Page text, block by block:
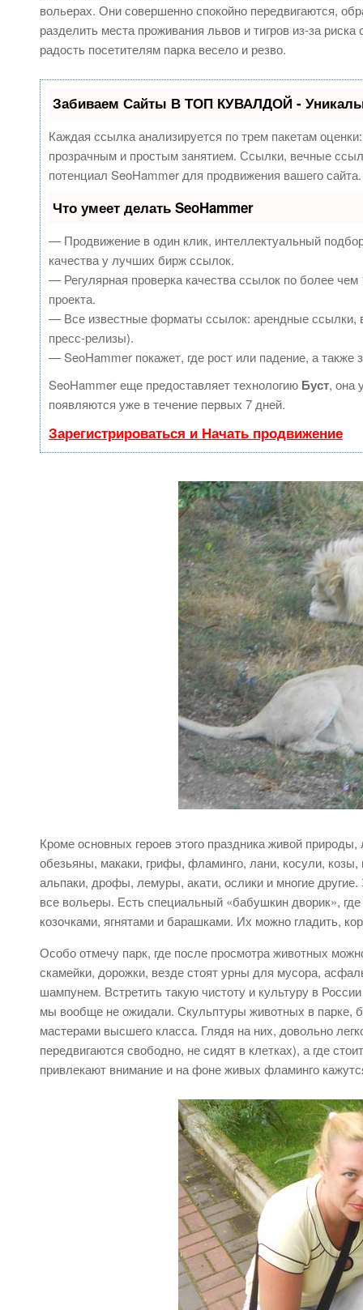
вольерах. Они совершенно спокойно передвигаются,
разделить места проживания львов и тигров из-за
радость посетителям парка весело и резво.
Забиваем Сайты В ТОП КУВАЛДОЙ -
Каждая ссылка анализируется по трем пакетам
прозрачным и простым занятием. Ссылки, вечные
потенциал SeoHammer для продвижения вашего сайта.
Что умеет делать SeoHammer
— Продвижение в один клик, интеллектуальный
качества у лучших бирж ссылок.
— Регулярная проверка качества ссылок по более
проекта.
— Все известные форматы ссылок: арендные ссылки,
пресс-релизы).
— SeoHammer покажет, где рост или падение, а также
SeoHammer еще предоставляет технологию Буст, она
появляются уже в течение первых 7 дней.
Зарегистрироваться и Начать продвижение
Кроме основных героев этого праздника живой
обезьяны, макаки, грифы, фламинго, лани, косули,
альпаки, дрофы, лемуры, акати, ослики и многие
все вольеры. Есть специальный «бабушкин дворик»,
козочками, ягнятами и барашками. Их можно гладить,
Особо отмечу парк, где после просмотра животных
скамейки, дорожки, везде стоят урны для мусора,
шампунем. Встретить такую чистоту и культуру в
мы вообще не ожидали. Скульптуры животных в парке,
мастерами высшего класса. Глядя на них, довольно
передвигаются свободно, не сидят в клетках), а где
привлекают внимание и на фоне живых фламинго